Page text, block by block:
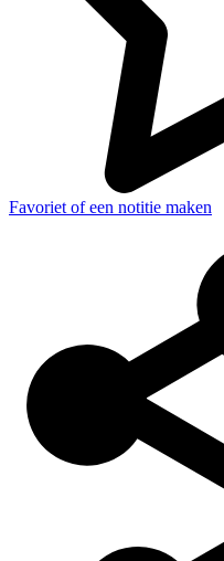
Favoriet of een notitie maken